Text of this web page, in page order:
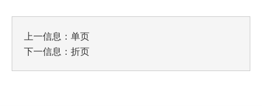
上一信息： 单页
下一信息： 折页